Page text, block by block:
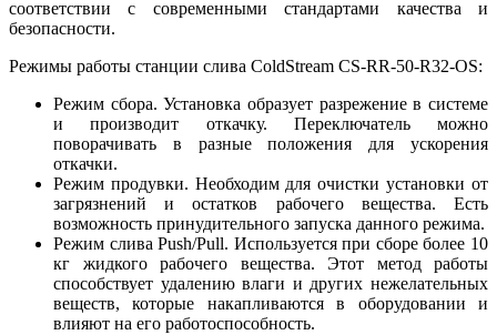
соответствии с современными стандартами качества и
безопасности.
Режимы работы станции слива ColdStream CS-RR-50-R32-OS:
Режим сбора. Установка образует разрежение в системе
и производит откачку. Переключатель можно
поворачивать в разные положения для ускорения
откачки.
Режим продувки. Необходим для очистки установки от
загрязнений и остатков рабочего вещества. Есть
возможность принудительного запуска данного режима.
Режим слива Push/Pull. Используется при сборе более 10
кг жидкого рабочего вещества. Этот метод работы
способствует удалению влаги и других нежелательных
веществ, которые накапливаются в оборудовании и
влияют на его работоспособность.